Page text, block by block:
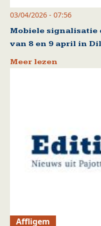
03/04/2026 - 07:56
Mobiele signalisatie
van 8 en 9 april in
Meer lezen
Affligem